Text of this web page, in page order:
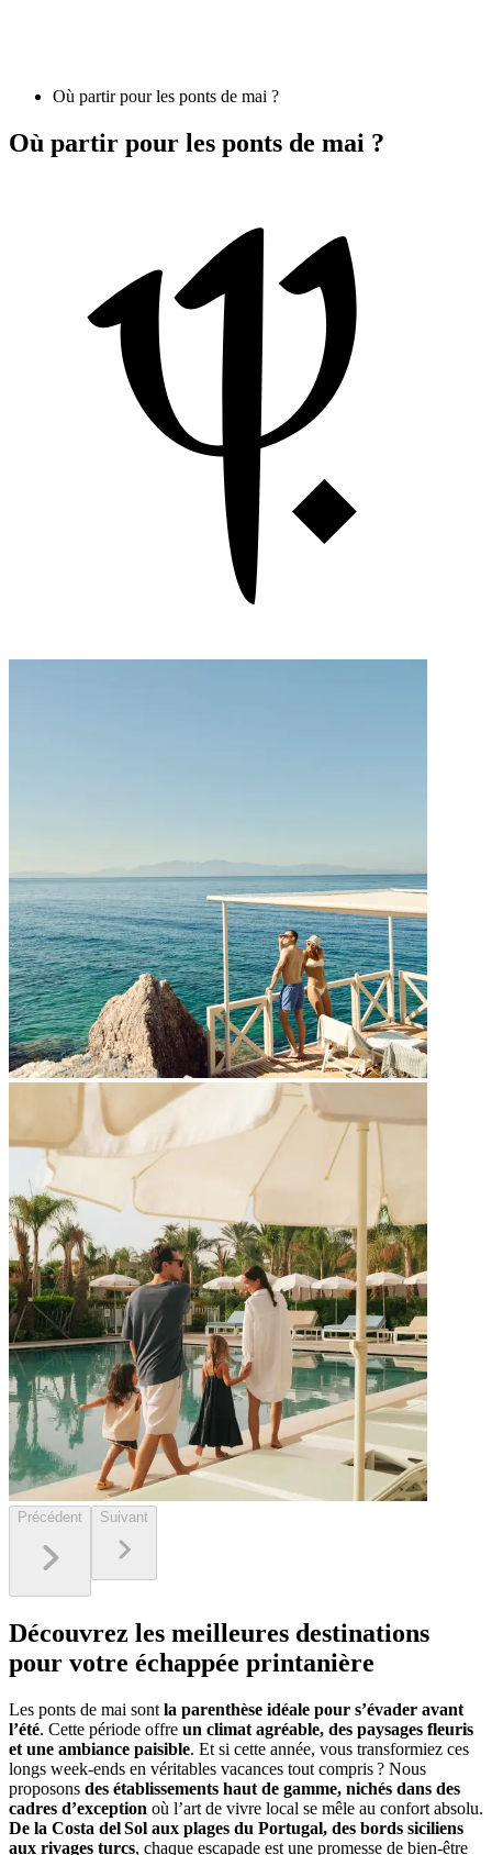
Où partir pour les ponts de mai ?
Où partir pour les ponts de mai ?
Précédent Suivant
Découvrez les meilleures destinations
pour votre échappée printanière
Les ponts de mai sont la parenthèse idéale pour s’évader avant
l’été. Cette période offre un climat agréable, des paysages fleuris
et une ambiance paisible. Et si cette année, vous transformiez ces
longs week‑ends en véritables vacances tout compris ? Nous
proposons des établissements haut de gamme, nichés dans des
cadres d’exception où l’art de vivre local se mêle au confort absolu.
De la Costa del Sol aux plages du Portugal, des bords siciliens
aux rivages turcs, chaque escapade est une promesse de bien‑être